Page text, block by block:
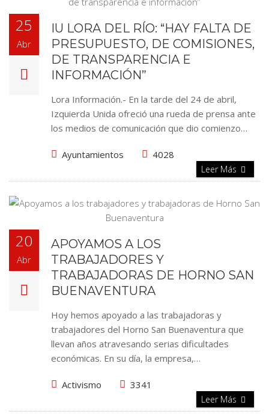
25
Abr
IU LORA DEL RÍO: “HAY FALTA DE
PRESUPUESTO, DE COMISIONES,
DE TRANSPARENCIA E
INFORMACIÓN”
Lora Información.- En la tarde del 24 de abril,
Izquierda Unida ofreció una rueda de prensa ante
los medios de comunicación que dio comienzo…
Ayuntamientos 4028
Leer Más
20
Abr
APOYAMOS A LOS
TRABAJADORES Y
TRABAJADORAS DE HORNO SAN
BUENAVENTURA
Hoy hemos apoyado a las trabajadoras y
trabajadores del Horno San Buenaventura que
llevan años atravesando serias dificultades
económicas. En su día, la empresa,…
Activismo 3341
Leer Más